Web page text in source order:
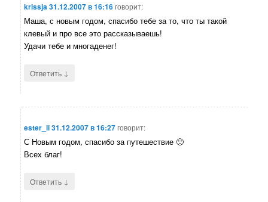
krissja31.12.2007 в 16:16говорит:
Маша, с новым годом, спасибо тебе за то, что ты такой
клевый и про все это рассказываешь!
Удачи тебе и многаденег!
Ответить ↓
ester_li31.12.2007 в 16:27говорит:
С Новым годом, спасибо за путешествие 🙂
Всех благ!
Ответить ↓